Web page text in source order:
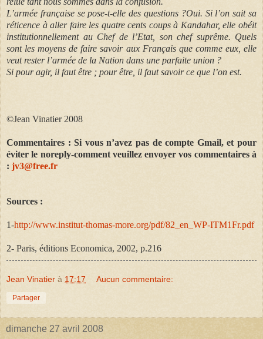
L’armée française se pose-t-elle des questions ?Oui. Si l’on sait sa
réticence à aller faire les quatre cents coups à Kandahar, elle obéit
institutionnellement au Chef de l’Etat, son chef suprême. Quels
sont les moyens de faire savoir aux Français que comme eux, elle
veut rester l’armée de la Nation dans une parfaite union ?
Si pour agir, il faut être ; pour être, il faut savoir ce que l’on est.
©Jean Vinatier 2008
Commentaires : Si vous n’avez pas de compte Gmail, et pour
éviter le noreply-comment veuillez envoyer vos commentaires à
: jv3@free.fr
Sources :
1-http://www.institut-thomas-more.org/pdf/82_en_WP-ITM1Fr.pdf
2- Paris, éditions Economica, 2002, p.216
Jean Vinatier à 17:17 Aucun commentaire:
Partager
dimanche 27 avril 2008